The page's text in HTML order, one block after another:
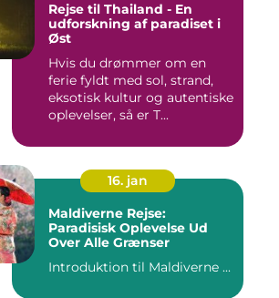
Rejse til Thailand - En
udforskning af paradiset i
Øst
Hvis du drømmer om en
ferie fyldt med sol, strand,
eksotisk kultur og autentiske
oplevelser, så er T...
16. jan
Maldiverne Rejse:
Paradisisk Oplevelse Ud
Over Alle Grænser
Introduktion til Maldiverne ...